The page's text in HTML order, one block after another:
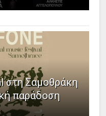
στη Σαμοθράκη
παράδοση